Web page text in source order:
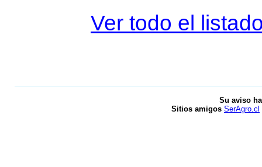
Ver todo el
Su aviso
Sitios amigos SerAgro.cl